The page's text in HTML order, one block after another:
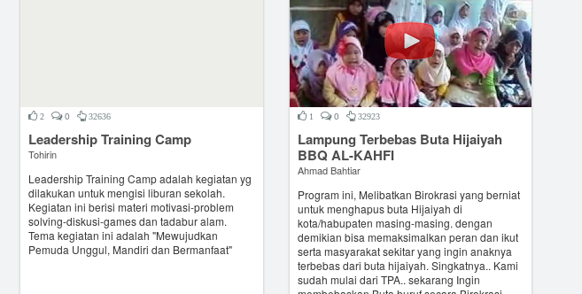
2 0 32636
Leadership Training Camp
Tohirin
Leadership Training Camp adalah kegiatan yg
dilakukan untuk mengisi liburan sekolah.
Kegiatan ini berisi materi motivasi-problem
solving-diskusi-games dan tadabur alam.
Tema kegiatan ini adalah "Mewujudkan
Pemuda Unggul, Mandiri dan Bermanfaat"
1 0 32923
Lampung Terbebas Buta Hijaiyah
BBQ AL-KAHFI
Ahmad Bahtiar
Program ini, Melibatkan Birokrasi yang berniat
untuk menghapus buta Hijaiyah di
kota/habupaten masing-masing. dengan
demikian bisa memaksimalkan peran dan ikut
serta masyarakat sekitar yang ingin anaknya
terbebas dari buta hijaiyah. Singkatnya.. Kami
sudah mulai dari TPA.. sekarang Ingin